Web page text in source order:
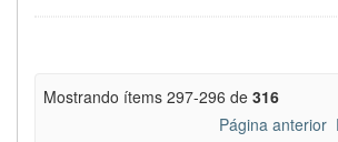
Mostrando ítems 297-296 de 316
Página anterior